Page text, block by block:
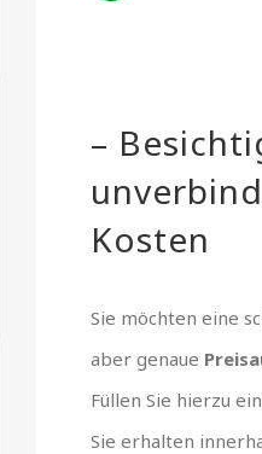
–
Kosten
Sie möchten eine
aber genaue
Füllen Sie hierzu
Sie erhalten